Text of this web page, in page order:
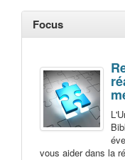
Focus
vous aider dans la